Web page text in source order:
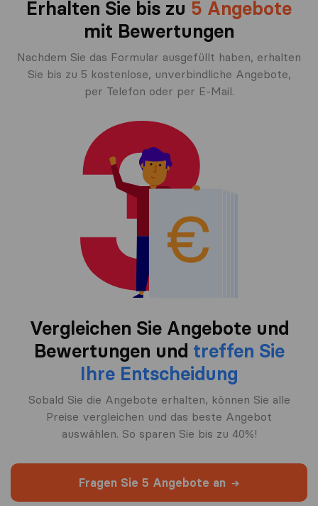
Erhalten Sie bis zu 5 Angebote
mit Bewertungen
Nachdem Sie das Formular ausgefüllt haben, erhalten
Sie bis zu 5 kostenlose, unverbindliche Angebote,
per Telefon oder per E-Mail.
Vergleichen Sie Angebote und
Bewertungen und treffen Sie
Ihre Entscheidung
Sobald Sie die Angebote erhalten, können Sie alle
Preise vergleichen und das beste Angebot
auswählen. So sparen Sie bis zu 40%!
Fragen Sie 5 Angebote an